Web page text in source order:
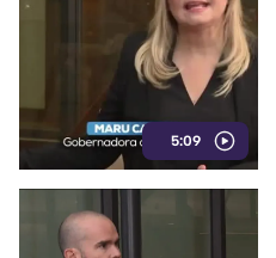
5:09